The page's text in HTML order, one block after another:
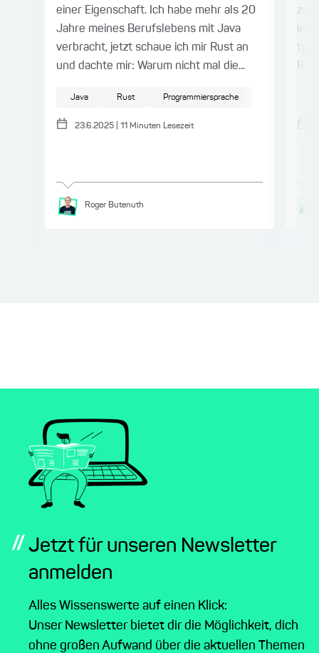
einer Eigenschaft. Ich habe mehr als 20
Jahre meines Berufslebens mit Java
verbracht, jetzt schaue ich mir Rust an
und dachte mir: Warum nicht mal die...
Java Rust Programmiersprache
23.6.2025 11 Minuten Lesezeit
Roger Butenuth
im
// Jetzt für unseren Newsletter
anmelden
Alles Wissenswerte auf einen Klick:
Unser Newsletter bietet dir die Möglichkeit, dich
ohne großen Aufwand über die aktuellen Themen